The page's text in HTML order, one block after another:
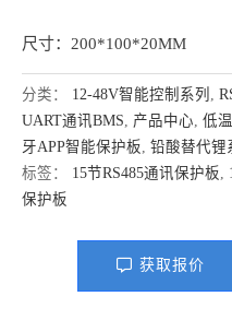
尺寸：200*100*20MM
分类： 12-48V智能控制系列 ,
UART通讯BMS, 产品中心, 低
牙APP智能保护板, 铅酸替代锂
标签： 15节RS485通讯保护板,
保护板
获取报价